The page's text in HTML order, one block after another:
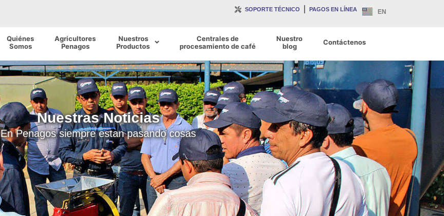
SOPORTE TÉCNICO PAGOS EN LÍNEA EN
Quiénes
Somos
Agricultores
Penagos
Nuestros
Productos
Centrales de
procesamiento de café
Nuestro
blog
Contáctenos
Nuestras Noticias
En Penagos siempre estan pasando cosas